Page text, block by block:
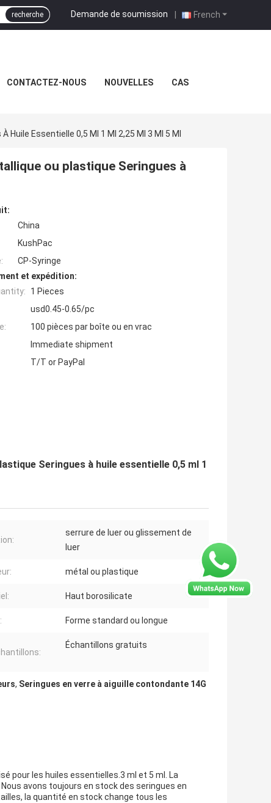
French
Demande de soumission |
recherche
CONTACTEZ-NOUS NOUVELLES CAS
Huile Essentielle 0,5 Ml 1 Ml 2,25 Ml 3 Ml 5 Ml
ou plastique Seringues à
China
KushPac
CP-Syringe
et expédition:
1 Pieces
usd0.45-0.65/pc
100 pièces par boîte ou en vrac
Immediate shipment
T/T or PayPal
Seringues à huile essentielle 0,5 ml 1
serrure de luer ou glissement de
luer
métal ou plastique
Haut borosilicate
Forme standard ou longue
Échantillons gratuits
, Seringues en verre à aiguille contondante 14G
pour les huiles essentielles.3 ml et 5 ml. La
avons toujours en stock des seringues en
la quantité en stock change tous les